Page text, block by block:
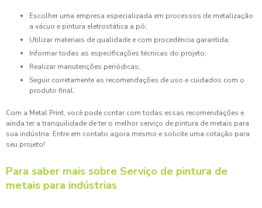
Escolher uma empresa especializada em processos de metalização
a vácuo e pintura eletrostática a pó;
Utilizar materiais de qualidade e com procedência garantida;
Informar todas as especificações técnicas do projeto;
Realizar manutenções periódicas;
Seguir corretamente as recomendações de uso e cuidados com o
produto final.
Com a Metal Print, você pode contar com todas essas recomendações e
ainda ter a tranquilidade de ter o melhor serviço de pintura de metais para
sua indústria. Entre em contato agora mesmo e solicite uma cotação para
seu projeto!
Para saber mais sobre Serviço de pintura de
metais para indústrias